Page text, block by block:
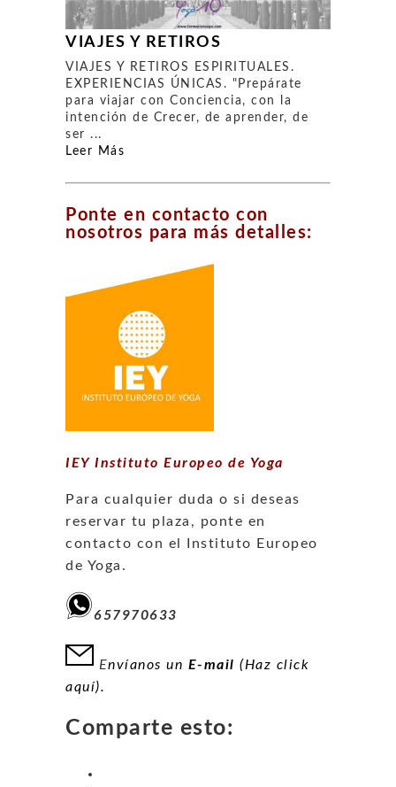
VIAJES Y RETIROS
VIAJES Y RETIROS ESPIRITUALES.
EXPERIENCIAS ÚNICAS. "Prepárate
para viajar con Conciencia, con la
intención de Crecer, de aprender, de
ser ...
Leer Más
Ponte en contacto con
nosotros para más detalles:
IEY Instituto Europeo de Yoga
Para cualquier duda o si deseas
reservar tu plaza, ponte en
contacto con el Instituto Europeo
de Yoga.
657970633
Envíanos un E-mail (Haz click
aquí).
Comparte esto: